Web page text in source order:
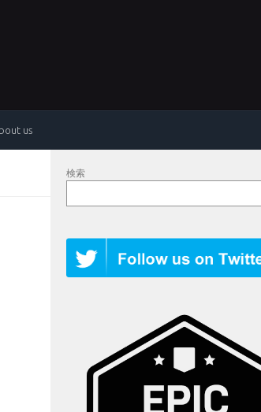
us
検索